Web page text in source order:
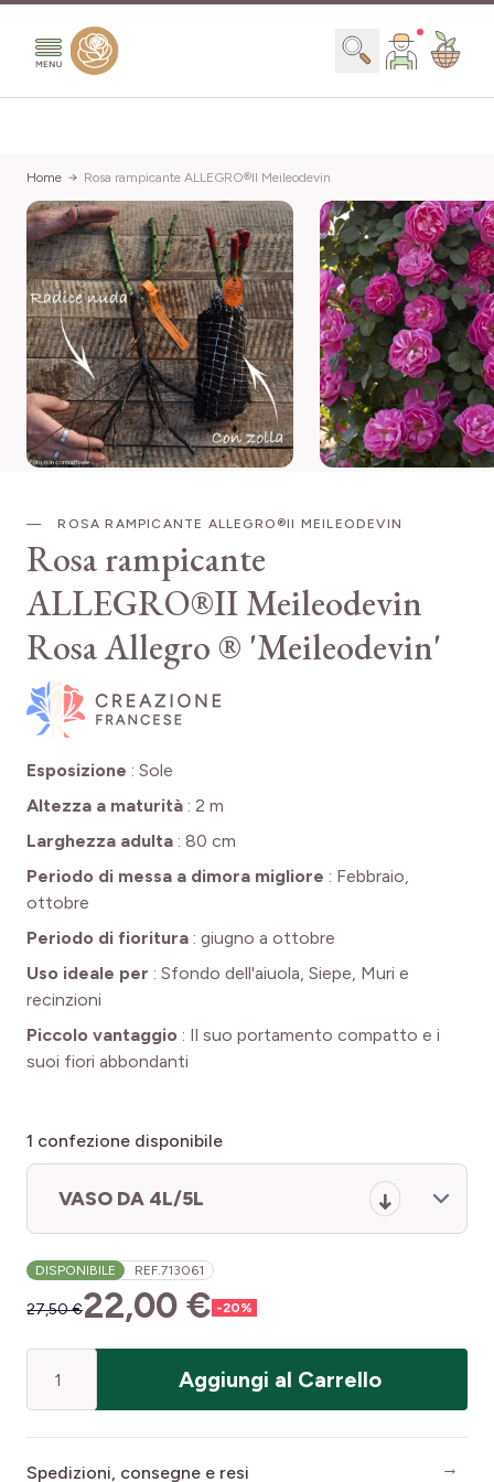
Search
Home Rosa rampicante ALLEGRO®II Meileodevin
ROSA RAMPICANTE ALLEGRO®II MEILEODEVIN
Rosa rampicante
ALLEGRO®II Meileodevin
Rosa Allegro ® 'Meileodevin'
Esposizione : Sole
Altezza a maturità : 2 m
Larghezza adulta : 80 cm
Periodo di messa a dimora migliore : Febbraio,
ottobre
Periodo di fioritura : giugno a ottobre
Uso ideale per : Sfondo dell'aiuola, Siepe, Muri e
recinzioni
Piccolo vantaggio : Il suo portamento compatto e i
suoi fiori abbondanti
1 confezione disponibile
VASO DA 4L/5L
DISPONIBILE REF.713061
27,50 € -20%
22,00 €
Aggiungi al Carrello
Spedizioni, consegne e resi